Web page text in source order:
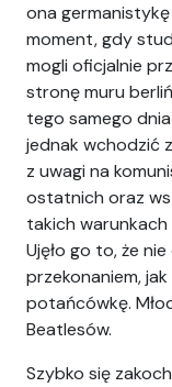
ona
moment, gdy
mogli oficjalnie
stronę muru
tego samego
jednak wchodzić
z uwagi na
ostatnich oraz
takich warunkach
Ujęło go to, że
przekonaniem,
potańcówkę.
Beatlesów.
Szybko się